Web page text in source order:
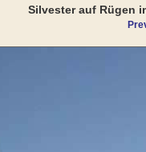
Silvester auf Rügen